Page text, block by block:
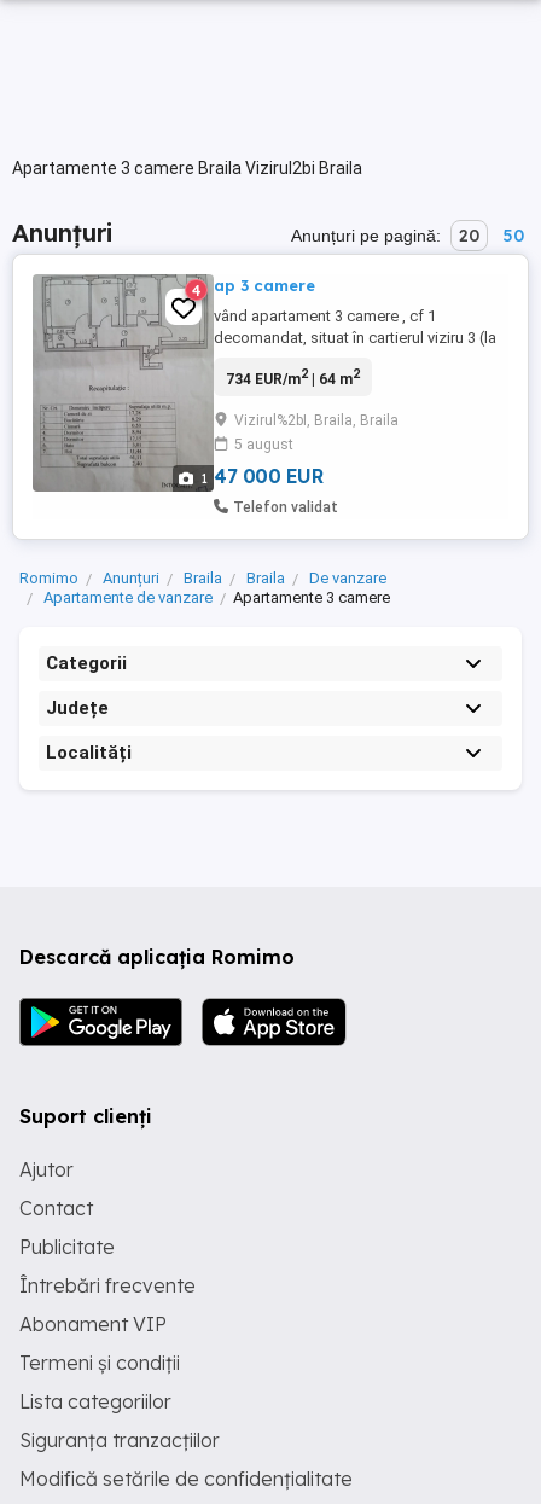
Apartamente 3 camere Braila Vizirul2bi Braila
Anunțuri Anunțuri pe pagină: 20 50
1
4 ap 3 camere
vând apartament 3 camere , cf 1
decomandat, situat în cartierul viziru 3 (la
centrala termica, aer condiționat, placat
la interior, baie mare cu geam , bucătărie
mare . hidroizolație noua , lift nou cu
supraveghere ...
734 EUR/m2| 64 m2
Vizirul%2bI, Braila, Braila
5 august
47 000 EUR
Telefon validat
Romimo Anunțuri Braila Braila
De vanzare
Apartamente de vanzare
Apartamente 3 camere
Categorii
Județe
Localități
Descarcă aplicația Romimo
Suport clienți
Ajutor
Contact
Publicitate
Întrebări frecvente
Abonament VIP
Termeni și condiții
Lista categoriilor
Siguranța tranzacțiilor
Modifică setările de confidențialitate